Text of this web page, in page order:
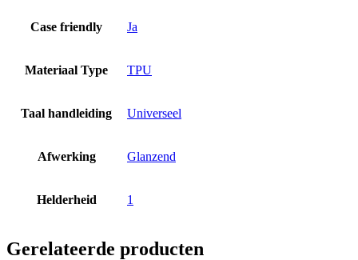
Case friendly Ja
Materiaal Type TPU
Taal handleiding Universeel
Afwerking Glanzend
Helderheid 1
Gerelateerde producten